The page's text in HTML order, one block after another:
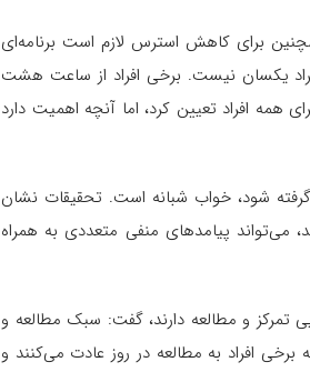
برای کاهش استرس لازم است برنامه‌ای
یکسان نیست. برخی افراد از ساعت هشت
افراد تعیین کرد، اما آنچه اهمیت دارد
شود، خواب شبانه است. تحقیقات نشان
پیامدهای منفی متعددی به همراه
تمرکز و مطالعه دارند، گفت: سبک مطالعه و
افراد به مطالعه در روز عادت می‌کنند و